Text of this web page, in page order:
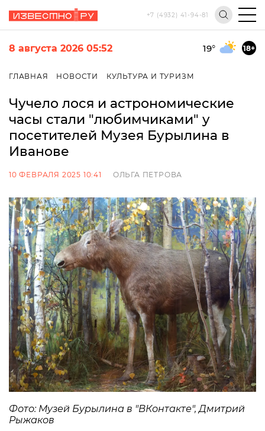
+7 (4932) 41-94-81
8 августа 2026 05:52 19° 18+
ГЛАВНАЯ НОВОСТИ КУЛЬТУРА И ТУРИЗМ
Чучело лося и астрономические
часы стали "любимчиками" у
посетителей Музея Бурылина в
Иванове
10 ФЕВРАЛЯ 2025 10:41 ОЛЬГА ПЕТРОВА
Фото: Музей Бурылина в "ВКонтакте", Дмитрий
Рыжаков